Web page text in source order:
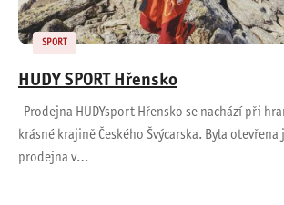
SPORT
HUDY SPORT Hřensko
Prodejna HUDYsport Hřensko se nachází při
krásné krajině Českého Švýcarska. Byla otevřena
prodejna v…